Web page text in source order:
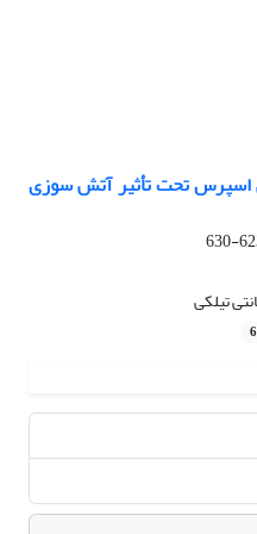
اسپرس تحت تأثیر آتش ‏سوزی
تیلکی